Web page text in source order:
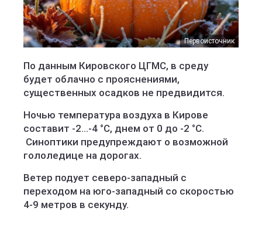
Первоисточник
По данным Кировского ЦГМС, в среду
будет облачно с прояснениями,
существенных осадков не предвидится.
Ночью температура воздуха в Кирове
составит -2...-4 °C, днем от 0 до -2 °C.
Синоптики предупреждают о возможной
гололедице на дорогах.
Ветер подует северо-западный с
переходом на юго-западный со скоростью
4-9 метров в секунду.